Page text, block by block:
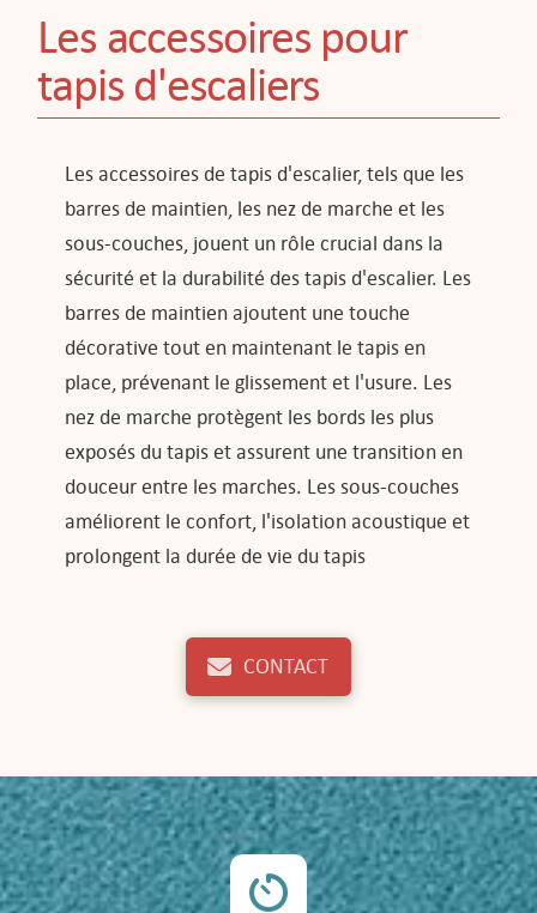
Les accessoires pour
tapis d'escaliers
Les accessoires de tapis d'escalier, tels que les
barres de maintien, les nez de marche et les
sous-couches, jouent un rôle crucial dans la
sécurité et la durabilité des tapis d'escalier. Les
barres de maintien ajoutent une touche
décorative tout en maintenant le tapis en
place, prévenant le glissement et l'usure. Les
nez de marche protègent les bords les plus
exposés du tapis et assurent une transition en
douceur entre les marches. Les sous-couches
améliorent le confort, l'isolation acoustique et
prolongent la durée de vie du tapis
CONTACT